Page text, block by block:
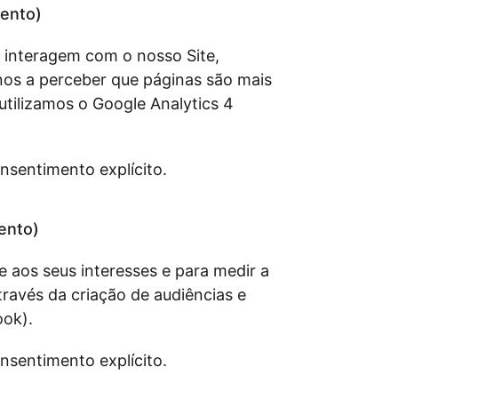
com o nosso Site,
a perceber que páginas são mais
o Google Analytics 4
explícito.
seus interesses e para medir a
da criação de audiências e
explícito.